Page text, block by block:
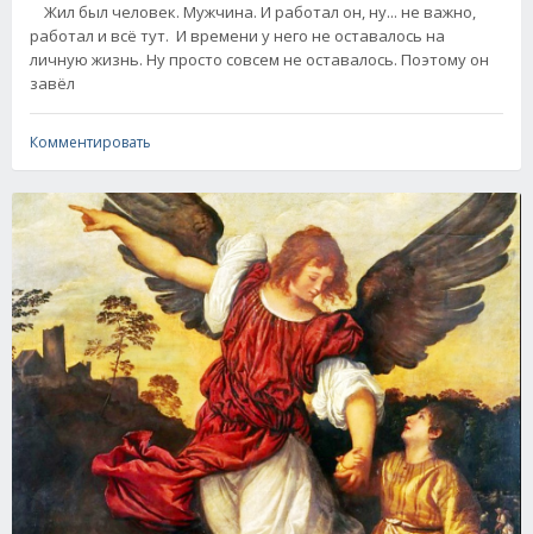
Жил был человек. Мужчина. И работал он, ну... не важно,
работал и всё тут. И времени у него не оставалось на
личную жизнь. Ну просто совсем не оставалось. Поэтому он
завёл
Комментировать